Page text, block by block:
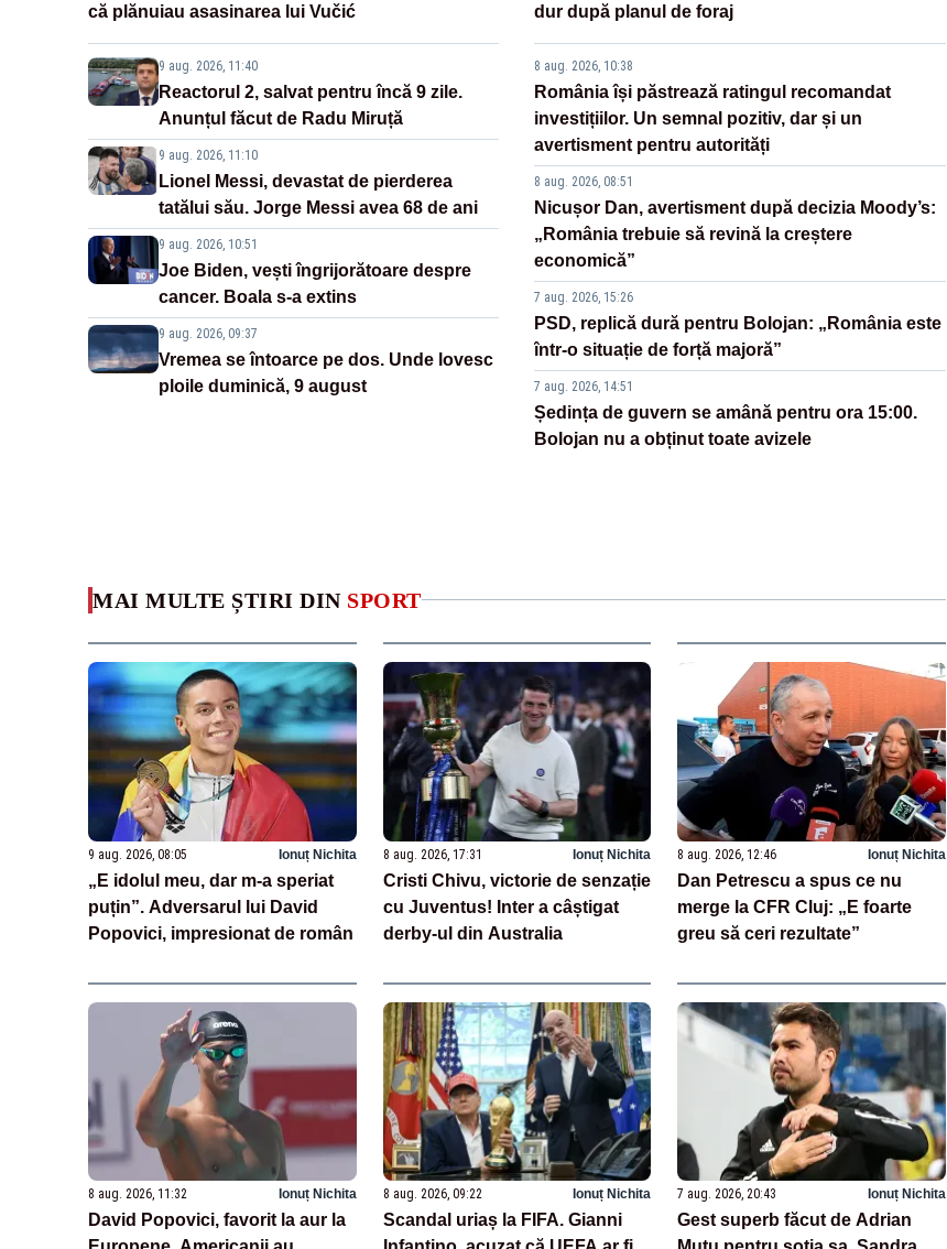
că plănuiau asasinarea lui Vučić
9 aug. 2026, 11:40
Reactorul 2, salvat pentru încă 9 zile.
Anunțul făcut de Radu Miruță
9 aug. 2026, 11:10
Lionel Messi, devastat de pierderea
tatălui său. Jorge Messi avea 68 de ani
9 aug. 2026, 10:51
Joe Biden, vești îngrijorătoare despre
cancer. Boala s-a extins
9 aug. 2026, 09:37
Vremea se întoarce pe dos. Unde lovesc
ploile duminică, 9 august
dur după planul de foraj
8 aug. 2026, 10:38
România își păstrează ratingul recomandat
investițiilor. Un semnal pozitiv, dar și un
avertisment pentru autorități
8 aug. 2026, 08:51
Nicușor Dan, avertisment după decizia Moody’s:
„România trebuie să revină la creștere
economică”
7 aug. 2026, 15:26
PSD, replică dură pentru Bolojan: „România este
într-o situație de forță majoră”
7 aug. 2026, 14:51
Ședința de guvern se amână pentru ora 15:00.
Bolojan nu a obținut toate avizele
MAI MULTE ȘTIRI DIN SPORT
9 aug. 2026, 08:05 Ionuț Nichita
„E idolul meu, dar m-a speriat
puțin”. Adversarul lui David
Popovici, impresionat de român
8 aug. 2026, 17:31 Ionuț Nichita
Cristi Chivu, victorie de senzație
cu Juventus! Inter a câștigat
derby-ul din Australia
8 aug. 2026, 12:46 Ionuț Nichita
Dan Petrescu a spus ce nu
merge la CFR Cluj: „E foarte
greu să ceri rezultate”
8 aug. 2026, 11:32 Ionuț Nichita
David Popovici, favorit la aur la
8 aug. 2026, 09:22 Ionuț Nichita
Scandal uriaș la FIFA. Gianni
7 aug. 2026, 20:43 Ionuț Nichita
Gest superb făcut de Adrian